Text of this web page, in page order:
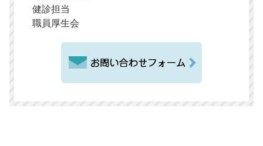
健診担当
職員厚生会